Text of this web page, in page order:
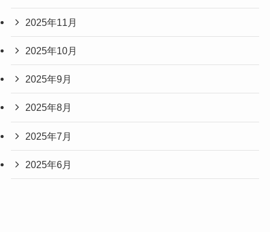
2025年11月
2025年10月
2025年9月
2025年8月
2025年7月
2025年6月